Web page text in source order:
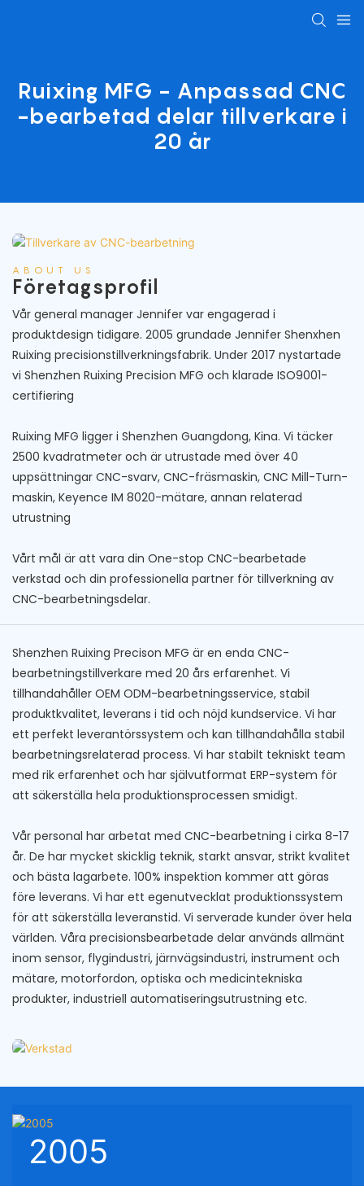
Ruixing MFG - Anpassad CNC
-bearbetad delar tillverkare i
20 år
ABOUT US
Företagsprofil
Vår general manager Jennifer var engagerad i
produktdesign tidigare. 2005 grundade Jennifer Shenxhen
Ruixing precisionstillverkningsfabrik. Under 2017 nystartade
vi Shenzhen Ruixing Precision MFG och klarade ISO9001-
certifiering
Ruixing MFG ligger i Shenzhen Guangdong, Kina. Vi täcker
2500 kvadratmeter och är utrustade med över 40
uppsättningar CNC-svarv, CNC-fräsmaskin, CNC Mill-Turn-
maskin, Keyence IM 8020-mätare, annan relaterad
utrustning
Vårt mål är att vara din One-stop CNC-bearbetade
verkstad och din professionella partner för tillverkning av
CNC-bearbetningsdelar.
Shenzhen Ruixing Precison MFG är en enda CNC-
bearbetningstillverkare med 20 års erfarenhet. Vi
tillhandahåller OEM ODM-bearbetningsservice, stabil
produktkvalitet, leverans i tid och nöjd kundservice. Vi har
ett perfekt leverantörssystem och kan tillhandahålla stabil
bearbetningsrelaterad process. Vi har stabilt tekniskt team
med rik erfarenhet och har självutformat ERP-system för
att säkerställa hela produktionsprocessen smidigt.
Vår personal har arbetat med CNC-bearbetning i cirka 8-17
år. De har mycket skicklig teknik, starkt ansvar, strikt kvalitet
och bästa lagarbete. 100% inspektion kommer att göras
före leverans. Vi har ett egenutvecklat produktionssystem
för att säkerställa leveranstid. Vi serverade kunder över hela
världen. Våra precisionsbearbetade delar används allmänt
inom sensor, flygindustri, järnvägsindustri, instrument och
mätare, motorfordon, optiska och medicintekniska
produkter, industriell automatiseringsutrustning etc.
2005